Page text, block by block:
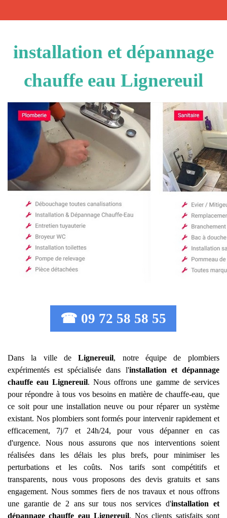
installation et dépannage
chauffe eau Lignereuil
☎ 09 72 58 58 55
Dans la ville deLignereuil, notre équipe de plombiers
expérimentés est spécialisée dans l'installation et dépannage
chauffe eau Lignereuil. Nous offrons une gamme de services
pour répondre à tous vos besoins en matière de chauffe-eau, que
ce soit pour une installation neuve ou pour réparer un système
existant. Nos plombiers sont formés pour intervenir rapidement et
efficacement, 7j/7 et 24h/24, pour vous dépanner en cas
d'urgence. Nous nous assurons que nos interventions soient
réalisées dans les délais les plus brefs, pour minimiser les
perturbations et les coûts. Nos tarifs sont compétitifs et
transparents, nous vous proposons des devis gratuits et sans
engagement. Nous sommes fiers de nos travaux et nous offrons
une garantie de 2 ans sur tous nos services d'installation et
dépannage chauffe eau Lignereuil. Nos clients satisfaits sont